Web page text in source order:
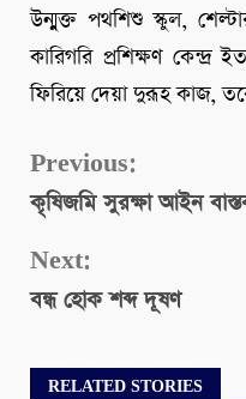
উন্মুক্ত পথশিশু স্কুল,
কারিগরি প্রশিক্ষণ কেন্দ্র
ফিরিয়ে দেয়া দুরূহ কাজ,
Continue
Reading
Previous:
কৃষিজমি সুরক্ষা আইন
Next:
বন্ধ হোক শব্দ দূষণ
RELATED STORIES